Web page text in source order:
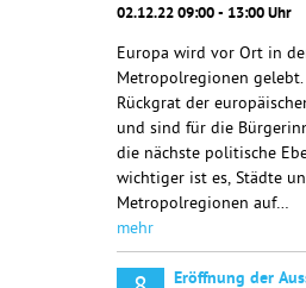
02.12.22 09:00 - 13:00 Uhr
Europa wird vor Ort in
Metropolregionen
Rückgrat der
und sind für die
die nächste politische
wichtiger ist es, Städte
Metropolregionen auf…
mehr
Eröffnung der